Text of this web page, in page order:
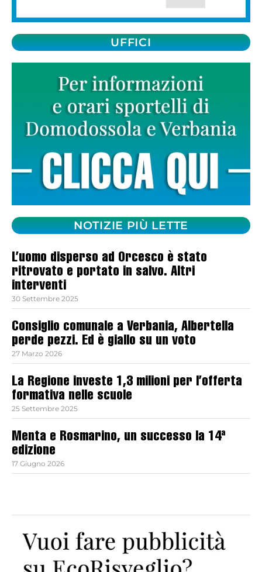
UFFICI
NOTIZIE PIÙ LETTE
L’uomo disperso ad Orcesco è stato
ritrovato e portato in salvo. Altri
interventi
30 Settembre 2025
Consiglio comunale a Verbania, Albertella
perde pezzi. Ed è giallo su un voto
27 Marzo 2026
La Regione investe 1,3 milioni per l’offerta
formativa nelle scuole
25 Settembre 2025
Menta e Rosmarino, un successo la 14ª
edizione
17 Giugno 2026